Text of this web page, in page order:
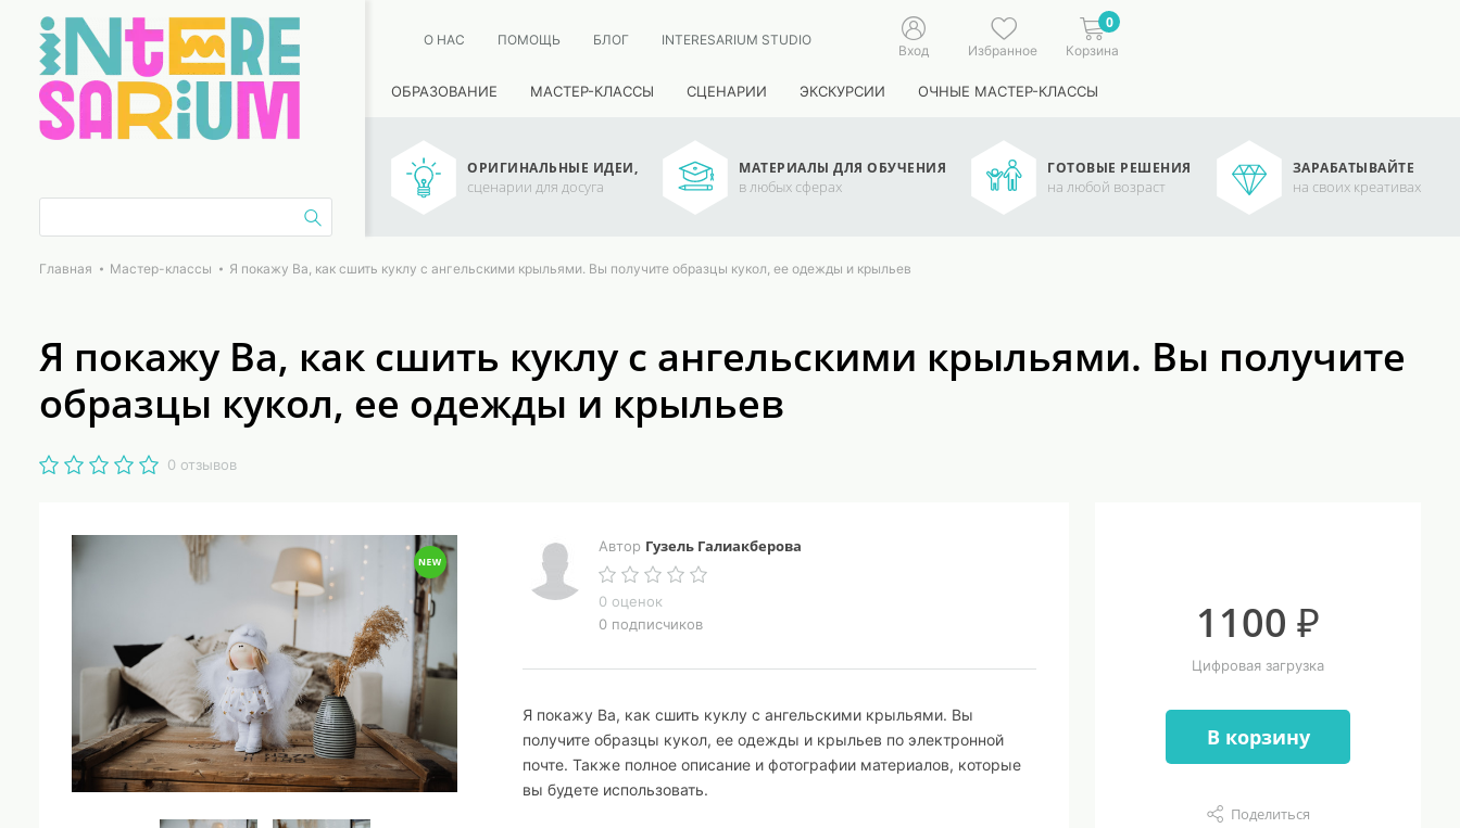
О НАС ПОМОЩЬ БЛОГ INTERESARIUM STUDIO
Вход Избранное
0
Корзина
ОБРАЗОВАНИЕ МАСТЕР-КЛАССЫ СЦЕНАРИИ ЭКСКУРСИИ ОЧНЫЕ МАСТЕР-КЛАССЫ
ОРИГИНАЛЬНЫЕ ИДЕИ,
сценарии для досуга
МАТЕРИАЛЫ ДЛЯ ОБУЧЕНИЯ
в любых сферах
ГОТОВЫЕ РЕШЕНИЯ
на любой возраст
ЗАРАБАТЫВАЙТЕ
на своих креативах
Главная Мастер-классы Я покажу Ва, как сшить куклу с ангельскими крыльями. Вы получите образцы кукол, ее одежды и крыльев
Я покажу Ва, как сшить куклу с ангельскими крыльями. Вы получите
образцы кукол, ее одежды и крыльев
0 отзывов
Автор Гузель Галиакберова
0 оценок
0 подписчиков
Я покажу Ва, как сшить куклу с ангельскими крыльями. Вы
получите образцы кукол, ее одежды и крыльев по электронной
почте. Также полное описание и фотографии материалов, которые
вы будете использовать.
1100 ₽
Цифровая загрузка
В корзину
Поделиться